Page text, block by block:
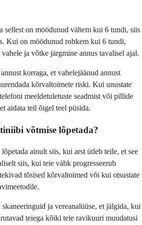
sellest on möödunud vähem kui 6 tundi, siis
Kui on möödunud rohkem kui 6 tundi,
ja võtke järgmine annus tavalisel ajal.
korraga, et vahelejäänud annust
kõrvaltoimete riski. Kui unustate
meeldetuletuste seadmist või pillide
aidata teil õigel teel püsida.
võtmise lõpetada?
ainult siis, kui arst ütleb teile, et see
siis, kui teie vähk progresseerub
tõsised kõrvaltoimed või kui otsustate
ja vereanalüüse, et jälgida, kui
teiega kõiki teie ravikuuri muudatusi